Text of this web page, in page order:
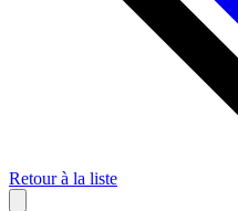
Retour à la liste